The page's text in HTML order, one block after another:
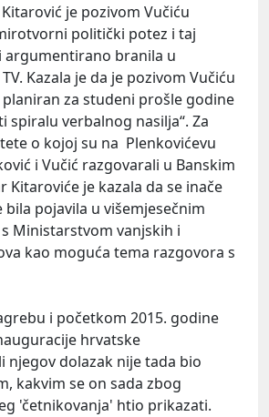
je pozivom Vučiću
politički potez i taj
argumentirano branila u
Kazala je da je pozivom Vučiću
za studeni prošle godine
spiralu verbalnog nasilja“. Za
o kojoj su na Plenkovićevu
i Vučić razgovarali u Banskim
Kitaroviće je kazala da se inače
pojavila u višemjesečnim
Ministarstvom vanjskih i
kao moguća tema razgovora s
i početkom 2015. godine
hrvatske
njegov dolazak nije tada bio
kakvim se on sada zbog
'četnikovanja' htio prikazati.